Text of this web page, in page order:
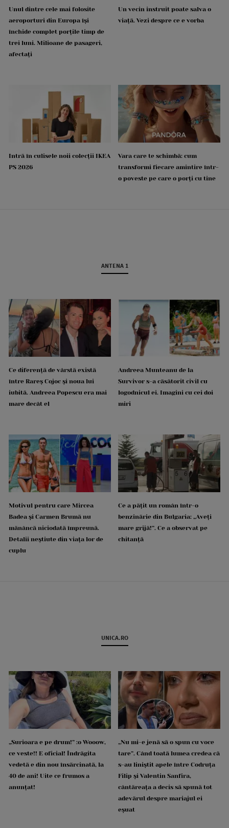
Unul dintre cele mai folosite
aeroporturi din Europa își
închide complet porțile timp de
trei luni. Milioane de pasageri,
afectați
Un vecin instruit poate salva o
viață. Vezi despre ce e vorba
Intră în culisele noii colecții IKEA
PS 2026
Vara care te schimbă: cum
transformi fiecare amintire într-
o poveste pe care o porți cu tine
ANTENA 1
Ce diferență de vârstă există
între Rareș Cojoc și noua lui
iubită. Andreea Popescu era mai
mare decât el
Andreea Munteanu de la
Survivor s-a căsătorit civil cu
logodnicul ei. Imagini cu cei doi
miri
Motivul pentru care Mircea
Badea și Carmen Brumă nu
mănâncă niciodată împreună.
Detalii neștiute din viața lor de
cuplu
Ce a pățit un român într-o
benzinărie din Bulgaria: „Aveți
mare grijă!”. Ce a observat pe
chitanță
UNICA.RO
„Surioara e pe drum!” :o Wooow,
ce veste!! E oficial! Îndrăgita
vedetă e din nou însărcinată, la
40 de ani! Uite ce frumos a
anunțat!
„Nu mi-e jenă să o spun cu voce
tare”. Când toată lumea credea că
s-au liniștit apele între Codruța
Filip și Valentin Sanfira,
cântăreața a decis să spună tot
adevărul despre mariajul ei
eșuat